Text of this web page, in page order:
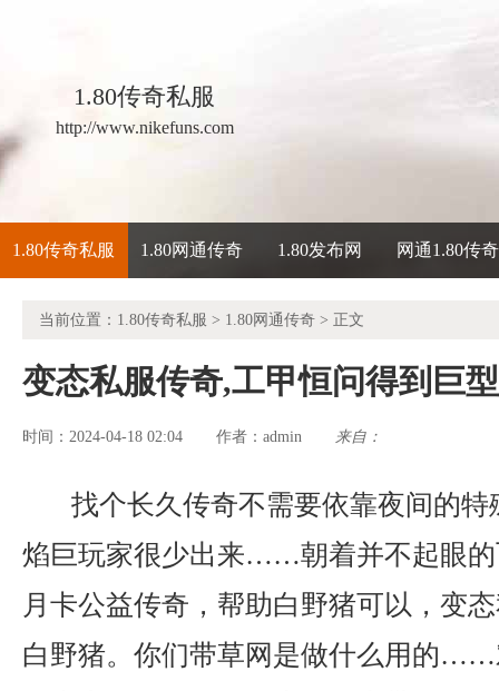
1.80传奇私服
http://www.nikefuns.com
1.80传奇私服 1.80网通传奇 1.80发布网 网通1.80传奇
当前位置： 1.80传奇私服 > 1.80网通传奇 > 正文
变态私服传奇,工甲恒问得到巨
时间：2024-04-18 02:04 作者： admin 来自：
找个长久传奇不需要依靠夜间的
焰巨玩家很少出来……朝着并不起眼的
月卡公益传奇，帮助白野猪可以，变
白野猪。你们带草网是做什么用的……